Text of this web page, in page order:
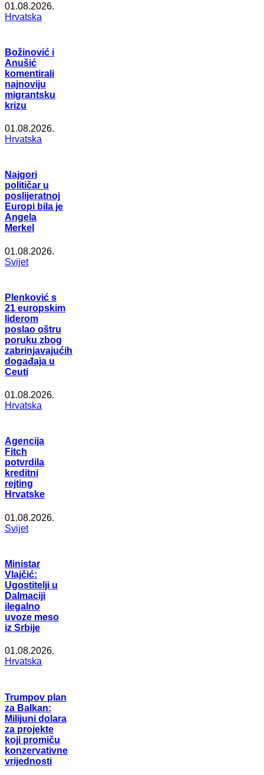
01.08.2026.
Hrvatska
Božinović i
Anušić
komentirali
najnoviju
migrantsku
krizu
01.08.2026.
Hrvatska
Najgori
političar u
poslijeratnoj
Europi bila je
Angela
Merkel
01.08.2026.
Svijet
Plenković s
21 europskim
liderom
poslao oštru
poruku zbog
zabrinjavajućih
događaja u
Ceuti
01.08.2026.
Hrvatska
Agencija
Fitch
potvrdila
kreditni
rejting
Hrvatske
01.08.2026.
Svijet
Ministar
Vlajčić:
Ugostitelji u
Dalmaciji
ilegalno
uvoze meso
iz Srbije
01.08.2026.
Hrvatska
Trumpov plan
za Balkan:
Milijuni dolara
za projekte
koji promiču
konzervativne
vrijednosti